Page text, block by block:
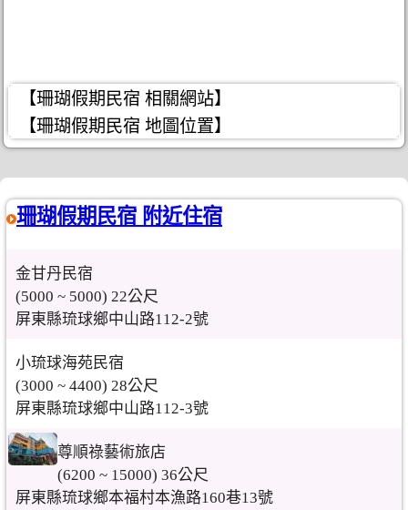
【珊瑚假期民宿 相關網站】
【珊瑚假期民宿 地圖位置】
珊瑚假期民宿 附近住宿
金甘丹民宿
(5000 ~ 5000) 22公尺
屏東縣琉球鄉中山路112-2號
小琉球海苑民宿
(3000 ~ 4400) 28公尺
屏東縣琉球鄉中山路112-3號
尊順祿藝術旅店
(6200 ~ 15000) 36公尺
屏東縣琉球鄉本福村本漁路160巷13號